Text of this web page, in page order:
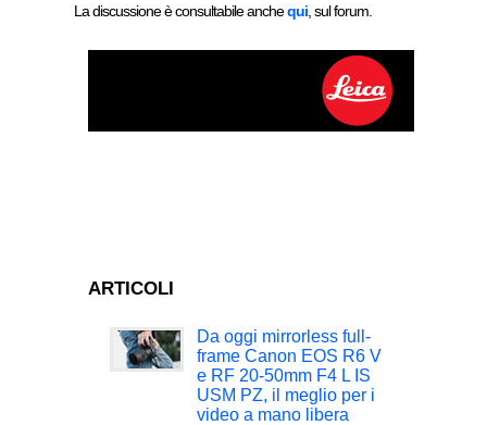
La discussione è consultabile anchequi , sul forum.
ARTICOLI
Da oggi mirrorless full-
frame Canon EOS R6 V
e RF 20-50mm F4 L IS
USM PZ, il meglio per i
video a mano libera